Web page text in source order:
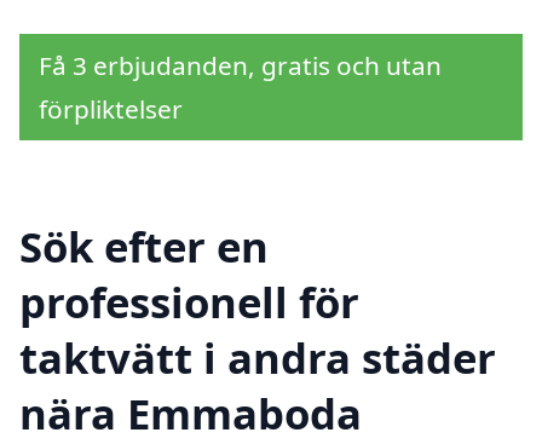
Få 3 erbjudanden, gratis och utan
förpliktelser
Sök efter en
professionell för
taktvätt i andra städer
nära Emmaboda